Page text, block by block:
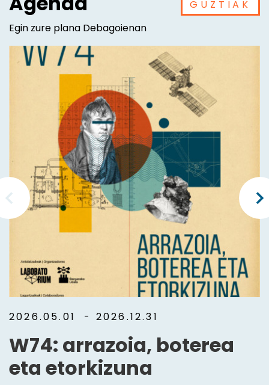
Egin zure plana Debagoienan
GUZTIAK
2026.05.01 - 2026.12.31
W74: arrazoia, boterea
eta etorkizuna